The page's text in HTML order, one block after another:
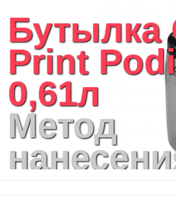
Текстиль для ванной
Кухонные
Кухонный текстиль
Ножи разделочные
Фоторамки и
Уход за обувью
Игрушки
Шкатулки
Декоративные подушки
Бутылка
Print
0,61л
Метод